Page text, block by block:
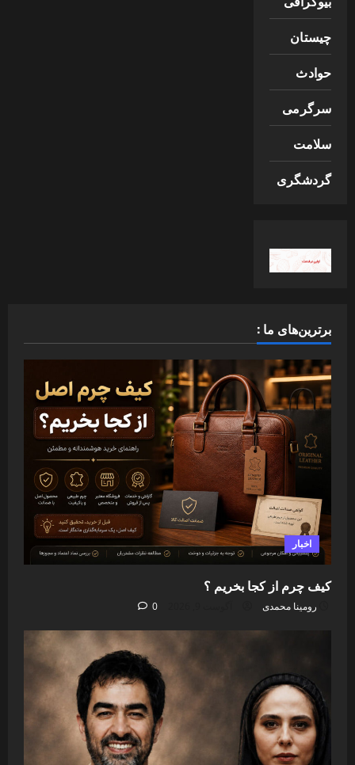
چیستان
حوادث
سرگرمی
سلامت
گردشگری
برترین‌های ما :
اخبار
کیف چرم از کجا بخریم ؟
رومینا محمدی 0